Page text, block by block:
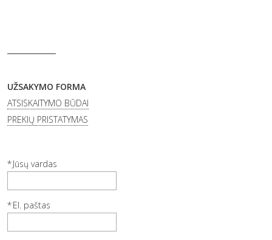
UŽSAKYMO FORMA
ATSISKAITYMO BŪDAI
PREKIŲ PRISTATYMAS
Jūsų vardas
El. paštas